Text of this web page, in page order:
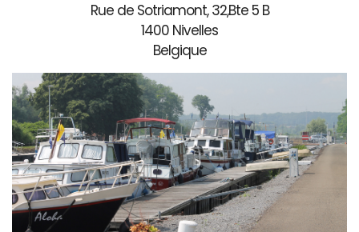
Rue de Sotriamont, 32,Bte 5 B
1400 Nivelles
Belgique